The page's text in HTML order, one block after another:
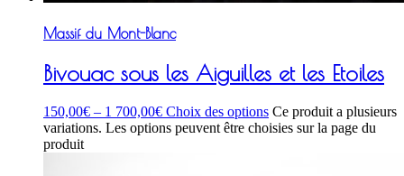
Massif du Mont-Blanc
Bivouac sous les Aiguilles et les Etoiles
150,00€ – 1 700,00€ Choix des options Ce produit a plusieurs
variations. Les options peuvent être choisies sur la page du
produit